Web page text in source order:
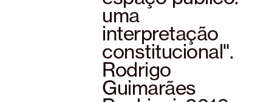
uma
interpretação
constitucional".
Rodrigo
Guimarães